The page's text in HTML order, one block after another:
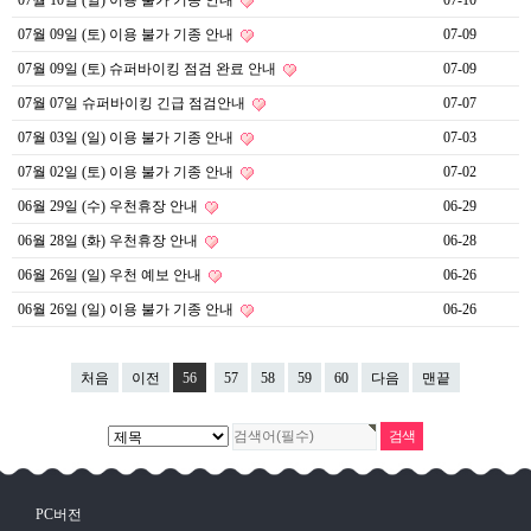
07월 09일 (토) 이용 불가 기종 안내 07-09
07월 09일 (토) 슈퍼바이킹 점검 완료 안내 07-09
07월 07일 슈퍼바이킹 긴급 점검안내 07-07
07월 03일 (일) 이용 불가 기종 안내 07-03
07월 02일 (토) 이용 불가 기종 안내 07-02
06월 29일 (수) 우천휴장 안내 06-29
06월 28일 (화) 우천휴장 안내 06-28
06월 26일 (일) 우천 예보 안내 06-26
06월 26일 (일) 이용 불가 기종 안내 06-26
처음 이전 56 57 58 59 60 다음 맨끝
PC버전